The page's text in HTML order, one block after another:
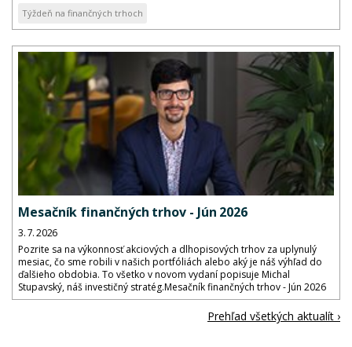
Týždeň na finančných trhoch
Mesačník finančných trhov - Jún 2026
3. 7. 2026
Pozrite sa na výkonnosť akciových a dlhopisových trhov za uplynulý
mesiac, čo sme robili v našich portfóliách alebo aký je náš výhľad do
ďalšieho obdobia. To všetko v novom vydaní popisuje Michal
Stupavský, náš investičný stratég.Mesačník finančných trhov - Jún 2026
Prehľad všetkých aktualít ›